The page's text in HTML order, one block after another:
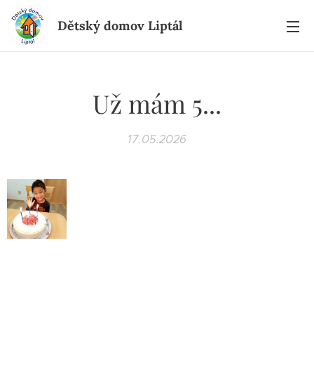
Dětský domov Liptál
Už mám 5...
17.05.2026